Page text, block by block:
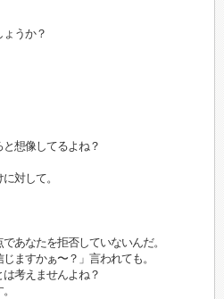
うか？
想像してるよね？
対して。
あなたを拒否していないんだ。
ますかぁ〜？」言われても。
考えませんよね？